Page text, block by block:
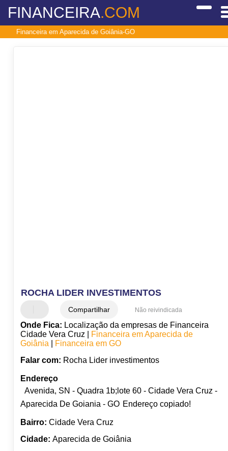
FINANCEIRA.COM
Financeira em Aparecida de Goiânia-GO
ROCHA LIDER INVESTIMENTOS
Compartilhar Não reivindicada
Onde Fica: Localização da empresas de Financeira
Cidade Vera Cruz |
Financeira em Aparecida de
Goiânia|
Financeira em GO
Falar com: Rocha Lider investimentos
Endereço
Avenida, SN - Quadra 1b;lote 60 - Cidade Vera Cruz -
Aparecida De Goiania - GO Endereço copiado!
Bairro: Cidade Vera Cruz
Cidade: Aparecida de Goiânia